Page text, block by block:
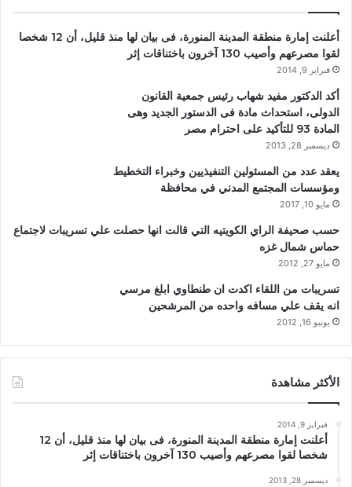
أعلنت إمارة منطقة المدينة المنورة، فى بيان لها منذ قليل، أن 12 شخصا
لقوا مصرعهم وأصيب 130 آخرون باختناقات إثر
فبراير 9, 2014
أكد الدكتور مفيد شهاب رئيس جمعية القانون
الدولى، استحداث مادة فى الدستور الجديد وهى
المادة 93 للتأكيد على احترام مصر
ديسمبر 28, 2013
يعقد عدد من المسئولين التنفيذيين وخبراء التخطيط
ومؤسسات المجتمع المدني في محافظة
مايو 10, 2017
حسب صحيفة الراي الكويتيه التي قالت انها حصلت علي تسريبات لاجتماع
حماس شمال غزه
مايو 27, 2012
تسريبات من اللقاء اكدت ان طنطاوي ابلغ مرسي
انه يقف علي مسافه واحده من المرشحين
يونيو 16, 2012
الأكثر مشاهدة
فبراير 9, 2014
أعلنت إمارة منطقة المدينة المنورة، فى بيان لها منذ قليل، أن 12
شخصا لقوا مصرعهم وأصيب 130 آخرون باختناقات إثر
ديسمبر 28, 2013